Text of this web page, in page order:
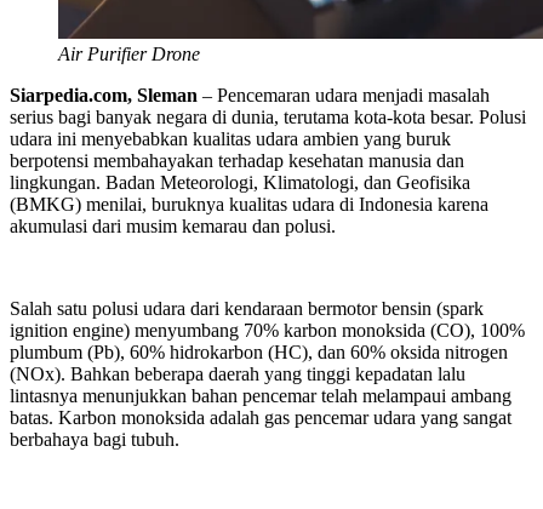
Air Purifier Drone
Siarpedia.com, Sleman – Pencemaran udara menjadi masalah
serius bagi banyak negara di dunia, terutama kota-kota besar. Polusi
udara ini menyebabkan kualitas udara ambien yang buruk
berpotensi membahayakan terhadap kesehatan manusia dan
lingkungan. Badan Meteorologi, Klimatologi, dan Geofisika
(BMKG) menilai, buruknya kualitas udara di Indonesia karena
akumulasi dari musim kemarau dan polusi.
Salah satu polusi udara dari kendaraan bermotor bensin (spark
ignition engine) menyumbang 70% karbon monoksida (CO), 100%
plumbum (Pb), 60% hidrokarbon (HC), dan 60% oksida nitrogen
(NOx). Bahkan beberapa daerah yang tinggi kepadatan lalu
lintasnya menunjukkan bahan pencemar telah melampaui ambang
batas. Karbon monoksida adalah gas pencemar udara yang sangat
berbahaya bagi tubuh.